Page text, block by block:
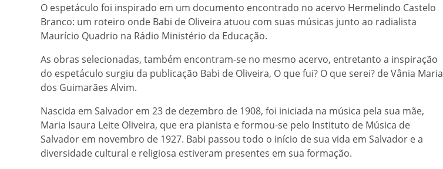
O espetáculo foi inspirado em um documento encontrado no acervo Hermelindo Castelo
Branco: um roteiro onde Babi de Oliveira atuou com suas músicas junto ao radialista
Maurício Quadrio na Rádio Ministério da Educação.
As obras selecionadas, também encontram-se no mesmo acervo, entretanto a inspiração
do espetáculo surgiu da publicação Babi de Oliveira, O que fui? O que serei? de Vânia Maria
dos Guimarães Alvim.
Nascida em Salvador em 23 de dezembro de 1908, foi iniciada na música pela sua mãe,
Maria Isaura Leite Oliveira, que era pianista e formou-se pelo Instituto de Música de
Salvador em novembro de 1927. Babi passou todo o início de sua vida em Salvador e a
diversidade cultural e religiosa estiveram presentes em sua formação.